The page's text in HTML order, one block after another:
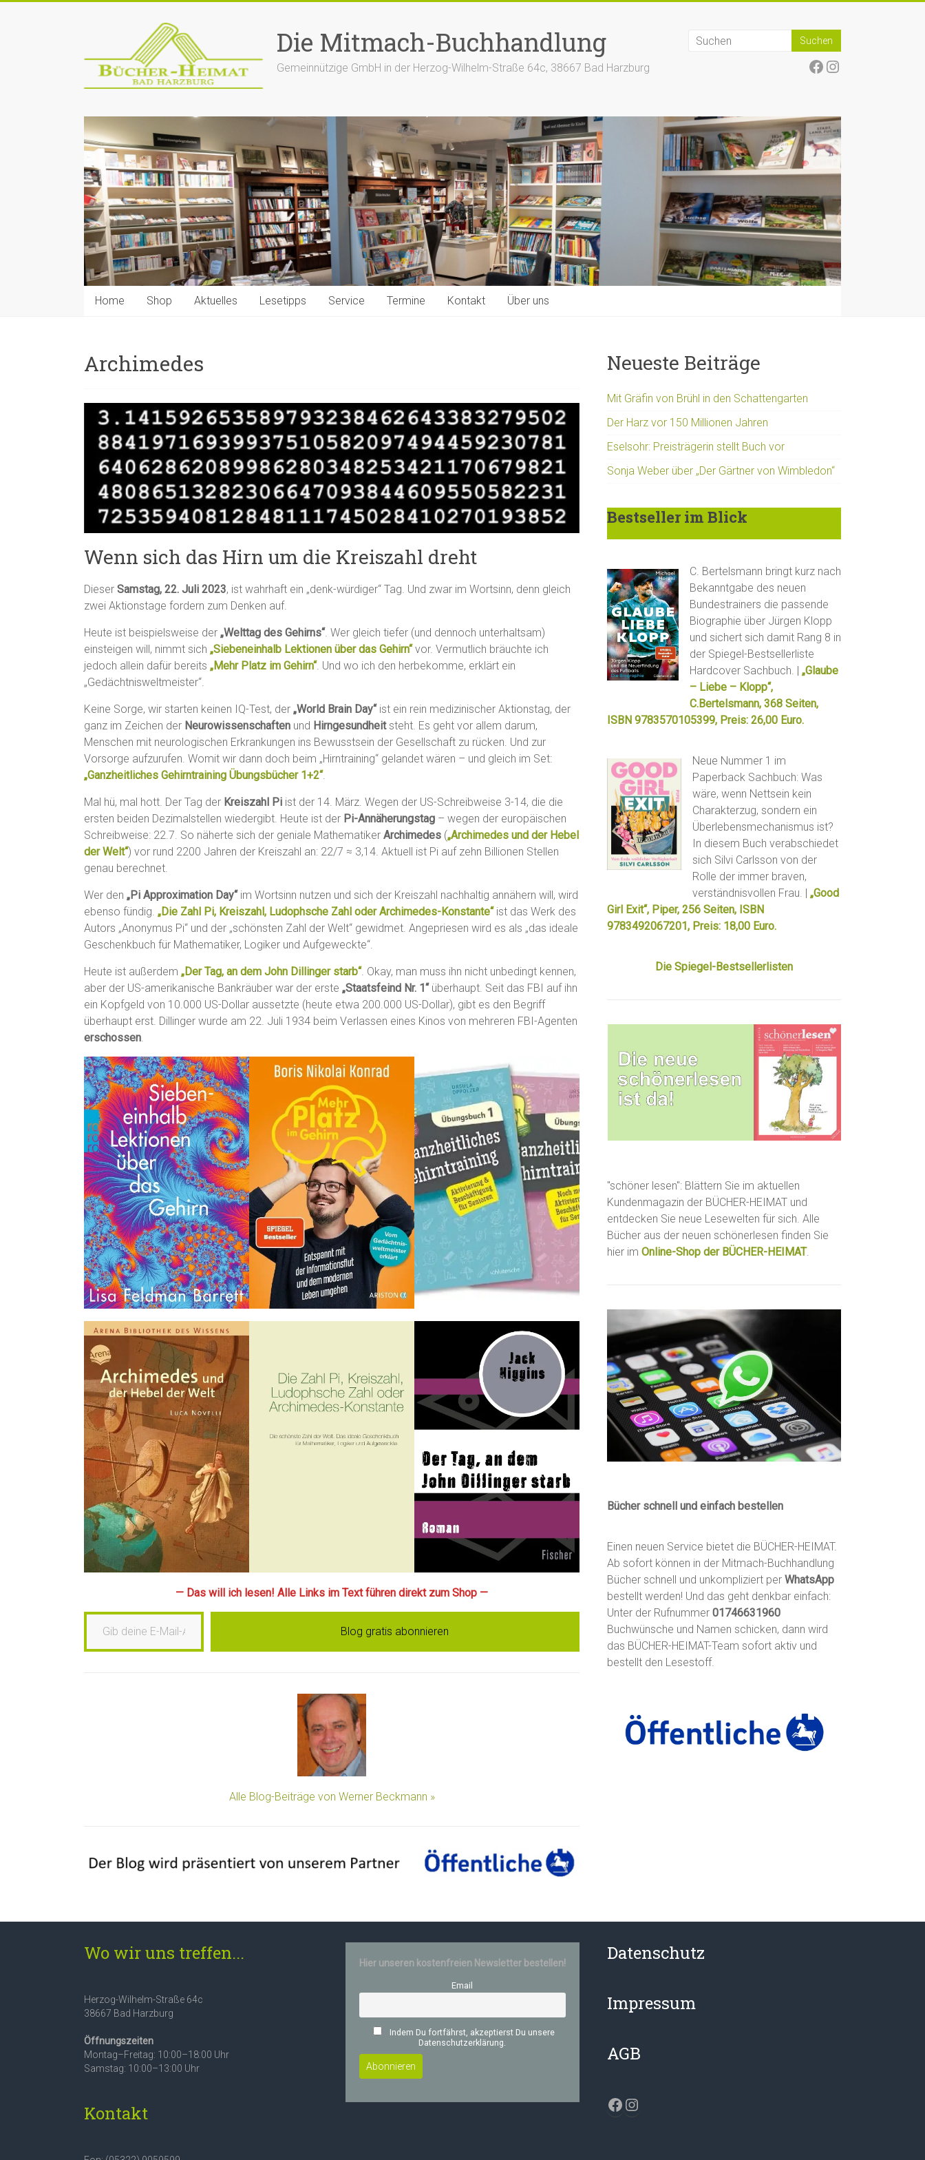
Die Mitmach-Buchhandlung
Gemeinnützige GmbH in der Herzog-Wilhelm-Straße 64c, 38667 Bad Harzburg Facebook
Instagram
Home Shop Aktuelles Lesetipps Service Termine Kontakt Über uns
Archimedes
Wenn sich das Hirn um die Kreiszahl dreht
Dieser Samstag, 22. Juli 2023, ist wahrhaft ein „denk-würdiger“ Tag. Und zwar im Wortsinn, denn gleich
zwei Aktionstage fordern zum Denken auf.
Heute ist beispielsweise der „Welttag des Gehirns“. Wer gleich tiefer (und dennoch unterhaltsam)
einsteigen will, nimmt sich „Siebeneinhalb Lektionen über das Gehirn“vor. Vermutlich bräuchte ich
jedoch allein dafür bereits „Mehr Platz im Gehirn“. Und wo ich den herbekomme, erklärt ein
„Gedächtnisweltmeister“.
Keine Sorge, wir starten keinen IQ-Test, der „World Brain Day“ist ein rein medizinischer Aktionstag, der
ganz im Zeichen der Neurowissenschaften und Hirngesundheitsteht. Es geht vor allem darum,
Menschen mit neurologischen Erkrankungen ins Bewusstsein der Gesellschaft zu rücken. Und zur
Vorsorge aufzurufen. Womit wir dann doch beim „Hirntraining“ gelandet wären – und gleich im Set:
„Ganzheitliches Gehirntraining Übungsbücher 1+2“.
Mal hü, mal hott. Der Tag der Kreiszahl Pi ist der 14. März. Wegen der US-Schreibweise 3-14, die die
ersten beiden Dezimalstellen wiedergibt. Heute ist der Pi-Annäherungstag – wegen der europäischen
Schreibweise: 22.7. So näherte sich der geniale Mathematiker Archimedes („Archimedes und der Hebel
der Welt“) vor rund 2200 Jahren der Kreiszahl an: 22/7 ≈ 3,14. Aktuell ist Pi auf zehn Billionen Stellen
genau berechnet.
Wer den „Pi Approximation Day“im Wortsinn nutzen und sich der Kreiszahl nachhaltig annähern will, wird
ebenso fündig. „Die Zahl Pi, Kreiszahl, Ludophsche Zahl oder Archimedes-Konstante“ist das Werk des
Autors „Anonymus Pi“ und der „schönsten Zahl der Welt“ gewidmet. Angepriesen wird es als „das ideale
Geschenkbuch für Mathematiker, Logiker und Aufgeweckte“.
Heute ist außerdem „Der Tag, an dem John Dillinger starb“. Okay, man muss ihn nicht unbedingt kennen,
aber der US-amerikanische Bankräuber war der erste „Staatsfeind Nr. 1“überhaupt. Seit das FBI auf ihn
ein Kopfgeld von 10.000 US-Dollar aussetzte (heute etwa 200.000 US-Dollar), gibt es den Begriff
überhaupt erst. Dillinger wurde am 22. Juli 1934 beim Verlassen eines Kinos von mehreren FBI-Agenten
erschossen.
— Das will ich lesen! Alle Links im Text führen direkt zum Shop —
Gib deine E-Mail-Adresse ein …
Blog gratis abonnieren
Alle Blog-Beiträge von Werner Beckmann »
Neueste Beiträge
Mit Gräfin von Brühl in den Schattengarten
Der Harz vor 150 Millionen Jahren
Eselsohr: Preisträgerin stellt Buch vor
Sonja Weber über „Der Gärtner von Wimbledon“
Bestseller im Blick
C. Bertelsmann bringt kurz nach
Bekanntgabe des neuen
Bundestrainers die passende
Biographie über Jürgen Klopp
und sichert sich damit Rang 8 in
der Spiegel-Bestsellerliste
Hardcover Sachbuch. |„Glaube
– Liebe – Klopp“,
C.Bertelsmann, 368 Seiten,
ISBN 9783570105399, Preis: 26,00 Euro.
Neue Nummer 1 im
Paperback Sachbuch: Was
wäre, wenn Nettsein kein
Charakterzug, sondern ein
Überlebensmechanismus ist?
In diesem Buch verabschiedet
sich Silvi Carlsson von der
Rolle der immer braven,
verständnisvollen Frau. |„Good
Girl Exit“, Piper, 256 Seiten, ISBN
9783492067201, Preis: 18,00 Euro.
Die Spiegel-Bestsellerlisten
"schöner lesen": Blättern Sie im aktuellen
Kundenmagazin der BÜCHER-HEIMAT und
entdecken Sie neue Lesewelten für sich. Alle
Bücher aus der neuen schönerlesen finden Sie
hier imOnline-Shop der BÜCHER-HEIMAT.
Bücher schnell und einfach bestellen
Einen neuen Service bietet die BÜCHER-HEIMAT.
Ab sofort können in der Mitmach-Buchhandlung
Bücher schnell und unkompliziert perWhatsApp
bestellt werden! Und das geht denkbar einfach:
Unter der Rufnummer01746631960
Buchwünsche und Namen schicken, dann wird
das BÜCHER-HEIMAT-Team sofort aktiv und
bestellt den Lesestoff.
Wo wir uns treffen...
Herzog-Wilhelm-Straße 64c
38667 Bad Harzburg
Öffnungszeiten
Montag–Freitag: 10:00–18:00 Uhr
Samstag: 10:00–13:00 Uhr
Kontakt
Hier unseren kostenfreien Newsletter bestellen!
Email
Indem Du fortfährst, akzeptierst Du unsere
Datenschutzerklärung.
Datenschutz
Impressum
AGB
Facebook
Instagram